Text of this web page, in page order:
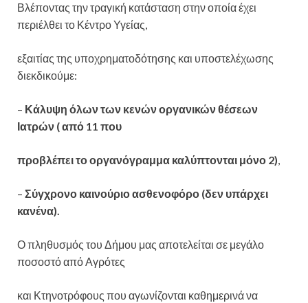
Βλέποντας την τραγική κατάσταση στην οποία έχει
περιέλθει το Κέντρο Υγείας,
εξαιτίας της υποχρηματοδότησης και υποστελέχωσης
διεκδικούμε:
– Κάλυψη όλων των κενών οργανικών θέσεων
Ιατρών ( από 11 που
προβλέπει το οργανόγραμμα καλύπτονται μόνο 2),
– Σύγχρονο καινούριο ασθενοφόρο (δεν υπάρχει
κανένα).
Ο πληθυσμός του Δήμου μας αποτελείται σε μεγάλο
ποσοστό από Αγρότες
και Κτηνοτρόφους που αγωνίζονται καθημερινά να